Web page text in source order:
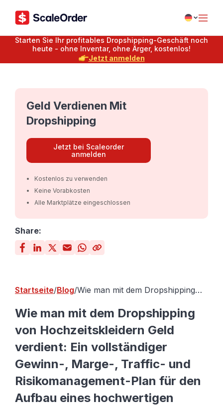
Starten Sie Ihr profitables Dropshipping-Geschäft noch
heute - ohne Inventar, ohne Ärger, kostenlos!
Jetzt anmelden
Geld Verdienen Mit
Dropshipping
Jetzt bei Scaleorder
anmelden
Kostenlos zu verwenden
Keine Vorabkosten
Alle Marktplätze eingeschlossen
Share:
Startseite Blog Wie man mit dem Dropshipping
verdient: Ein vollständiger
Gewinn-, Marge-, Traffic- und
Risikomanagement-Plan für den
Aufbau eines hochwertigen
Hochzeits-E-Commerce-
Geschäfts
Wie man mit dem Dropshipping
von Hochzeitskleidern Geld
verdient: Ein vollständiger
Gewinn-, Marge-, Traffic- und
Risikomanagement-Plan für den
Aufbau eines hochwertigen